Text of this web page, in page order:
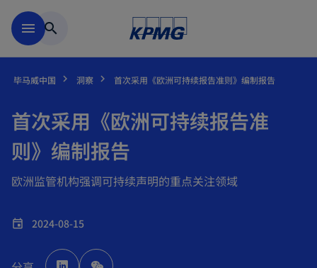
menu search
毕马威中国 洞察 首次采用《欧洲可持续报告准则》编制报告
首次采用《欧洲可持续报告准
则》编制报告
欧洲监管机构强调可持续声明的重点关注领域
event 2024-08-15
p